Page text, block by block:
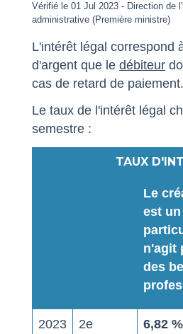
Vérifié le 01 Jul 2023 - Direction de
administrative (Première ministre)
L'intérêt légal correspond
d'argent que le débiteur
cas de retard de paiement.
Le taux de l'intérêt légal
semestre :
TAUX
Le
est un
n'agit
des
2023 2e
6,82 %